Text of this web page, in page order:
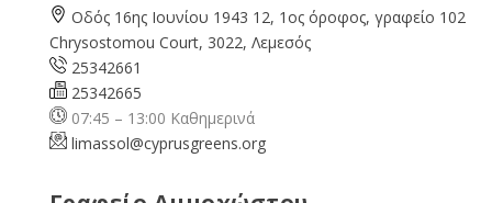
Οδός 16ης Ιουνίου 1943 12, 1ος όροφος, γραφείο 102
Chrysostomou Court, 3022, Λεμεσός
25342661
25342665
07:45 – 13:00 Καθημερινά
limassol@cyprusgreens.org